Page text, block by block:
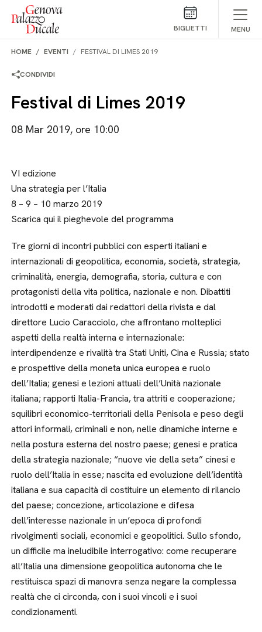
Salta al contenuto
BIGLIETTI MENU
HOME EVENTI FESTIVAL DI LIMES 2019
CONDIVIDI
Festival di Limes 2019
08 Mar 2019, ore 10:00
VI edizione
Una strategia per l’Italia
8 – 9 – 10 marzo 2019
Scarica qui il pieghevole del programma
Tre giorni di incontri pubblici con esperti italiani e
internazionali di geopolitica, economia, società, strategia,
criminalità, energia, demografia, storia, cultura e con
protagonisti della vita politica, nazionale e non. Dibattiti
introdotti e moderati dai redattori della rivista e dal
direttore Lucio Caracciolo, che affrontano molteplici
aspetti della realtà interna e internazionale:
interdipendenze e rivalità tra Stati Uniti, Cina e Russia; stato
e prospettive della moneta unica europea e ruolo
dell’Italia; genesi e lezioni attuali dell’Unità nazionale
italiana; rapporti Italia-Francia, tra attriti e cooperazione;
squilibri economico-territoriali della Penisola e peso degli
attori informali, criminali e non, nelle dinamiche interne e
nella postura esterna del nostro paese; genesi e pratica
della strategia nazionale; “nuove vie della seta” cinesi e
ruolo dell’Italia in esse; nascita ed evoluzione dell’identità
italiana e sua capacità di costituire un elemento di rilancio
del paese; concezione, articolazione e difesa
dell’interesse nazionale in un’epoca di profondi
rivolgimenti sociali, economici e geopolitici. Sullo sfondo,
un difficile ma ineludibile interrogativo: come recuperare
all’Italia una dimensione geopolitica autonoma che le
restituisca spazi di manovra senza negare la complessa
realtà che ci circonda, con i suoi vincoli e i suoi
condizionamenti.